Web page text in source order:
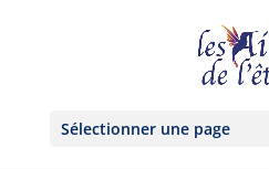
Sélectionner une page